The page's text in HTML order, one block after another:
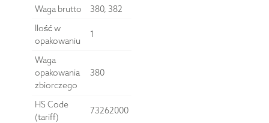
Waga brutto
380, 382
Ilość w
opakowaniu
1
Waga
opakowania
zbiorczego
380
HS Code
(tariff)
73262000